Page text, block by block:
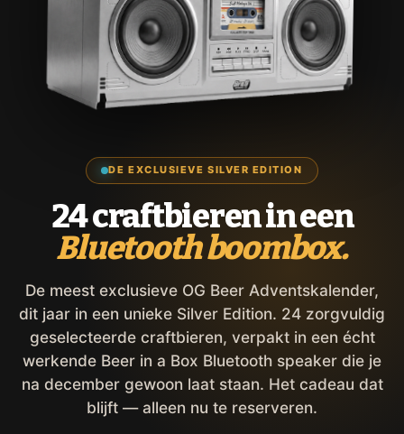
DE EXCLUSIEVE SILVER EDITION
24 craftbieren in een
Bluetooth boombox.
De meest exclusieve OG Beer Adventskalender,
dit jaar in een unieke Silver Edition. 24 zorgvuldig
geselecteerde craftbieren, verpakt in een écht
werkende Beer in a Box Bluetooth speaker die je
na december gewoon laat staan. Het cadeau dat
blijft — alleen nu te reserveren.